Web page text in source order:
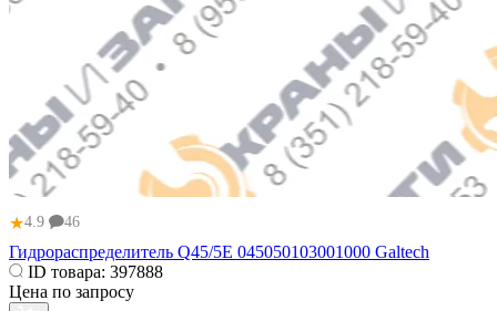
★4.9 46
Гидрораспределитель Q45/5E 045050103001000 Galtech
ID товара: 397888
Цена по запросу